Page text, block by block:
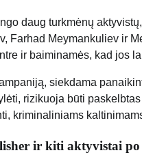
daug turkmėnų
Farhad Meymankuliev ir
ir baiminamės, kad jos
siekdama
rizikuoja būti
kriminaliniams
ir kiti aktyvistai